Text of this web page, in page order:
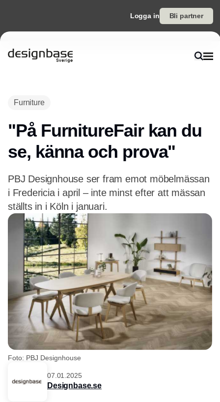
Logga in Bli partner
Furniture
"På FurnitureFair kan du
se, känna och prova"
PBJ Designhouse ser fram emot möbelmässan
i Fredericia i april – inte minst efter att mässan
ställts in i Köln i januari.
Foto: PBJ Designhouse
07.01.2025
Designbase.se